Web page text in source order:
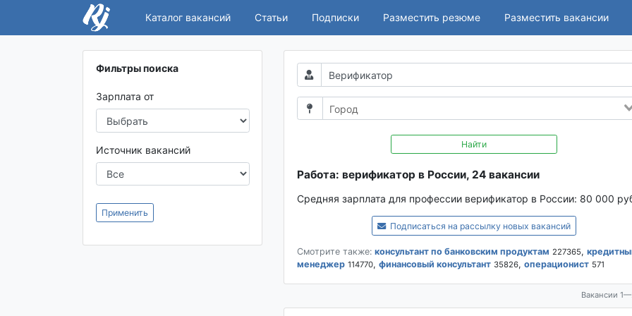
Каталог вакансий Статьи Подписки Разместить резюме Разместить вакансии
Фильтры поиска
Зарплата от
Источник вакансий
Применить
Найти
Работа: верификатор в России, 24 вакансии
Средняя зарплата для профессии верификатор в России: 80 000
Подписаться на рассылку новых вакансий
Смотрите также: консультант по банковским продуктам 227365,
менеджер 114770, финансовый консультант 35826, операционист 571
Вакансии